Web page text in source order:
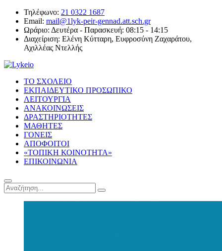
Τηλέφωνο: 21 0322 1687
Email: mail@1lyk-peir-gennad.att.sch.gr
Ωράριο: Δευτέρα - Παρασκευή: 08:15 - 14:15
Διαχείριση: Ελένη Κύτταρη, Ευφροσύνη Ζαχαράτου,
Αχιλλέας Ντελλής
ΤΟ ΣΧΟΛΕΙΟ
ΕΚΠΑΙΔΕΥΤΙΚΟ ΠΡΟΣΩΠΙΚΟ
ΛΕΙΤΟΥΡΓΙΑ
ΑΝΑΚΟΙΝΩΣΕΙΣ
ΔΡΑΣΤΗΡΙΟΤΗΤΕΣ
ΜΑΘΗΤΕΣ
ΓΟΝΕΙΣ
ΑΠΟΦΟΙΤΟΙ
«ΤΟΠΙΚΗ ΚΟΙΝΟΤΗΤΑ»
ΕΠΙΚΟΙΝΩΝΙΑ